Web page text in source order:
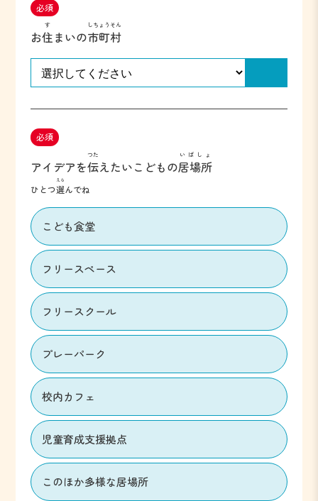
必須
お住
す
まいの市町村
しちょうそん
必須
アイデアを伝
つた
えたいこどもの居場所
いばしょ
ひとつ選
えら
んでね
こども食堂
フリースペース
フリースクール
プレーパーク
校内カフェ
児童育成支援拠点
このほか多様な居場所